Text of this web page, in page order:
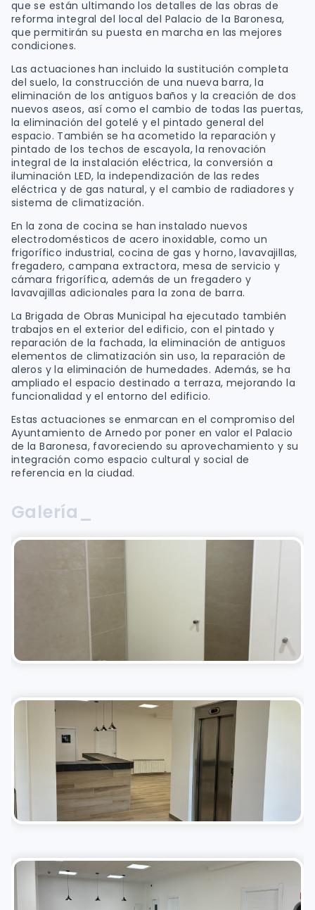
que se están ultimando los detalles de las obras de
reforma integral del local del Palacio de la Baronesa,
que permitirán su puesta en marcha en las mejores
condiciones.
Las actuaciones han incluido la sustitución completa
del suelo, la construcción de una nueva barra, la
eliminación de los antiguos baños y la creación de dos
nuevos aseos, así como el cambio de todas las puertas,
la eliminación del gotelé y el pintado general del
espacio. También se ha acometido la reparación y
pintado de los techos de escayola, la renovación
integral de la instalación eléctrica, la conversión a
iluminación LED, la independización de las redes
eléctrica y de gas natural, y el cambio de radiadores y
sistema de climatización.
En la zona de cocina se han instalado nuevos
electrodomésticos de acero inoxidable, como un
frigorífico industrial, cocina de gas y horno, lavavajillas,
fregadero, campana extractora, mesa de servicio y
cámara frigorífica, además de un fregadero y
lavavajillas adicionales para la zona de barra.
La Brigada de Obras Municipal ha ejecutado también
trabajos en el exterior del edificio, con el pintado y
reparación de la fachada, la eliminación de antiguos
elementos de climatización sin uso, la reparación de
aleros y la eliminación de humedades. Además, se ha
ampliado el espacio destinado a terraza, mejorando la
funcionalidad y el entorno del edificio.
Estas actuaciones se enmarcan en el compromiso del
Ayuntamiento de Arnedo por poner en valor el Palacio
de la Baronesa, favoreciendo su aprovechamiento y su
integración como espacio cultural y social de
referencia en la ciudad.
Galería_